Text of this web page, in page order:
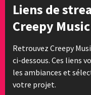
Liens de
Creepy Music
Retrouvez Creepy
ci-dessous. Ces liens
les ambiances et
votre projet.